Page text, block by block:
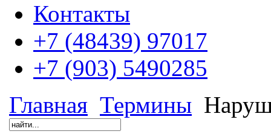
Контакты
+7 (48439) 97017
+7 (903) 5490285
Главная Термины